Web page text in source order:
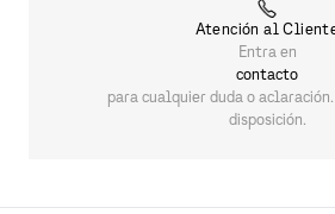
Atención al
Entra en
contacto
para cualquier duda o
disposición.